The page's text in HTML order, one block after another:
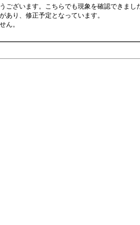
ございます。こちらでも現象を確認できまし
あり、修正予定となっています。
ん。